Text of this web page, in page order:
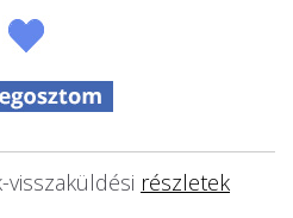
részletek